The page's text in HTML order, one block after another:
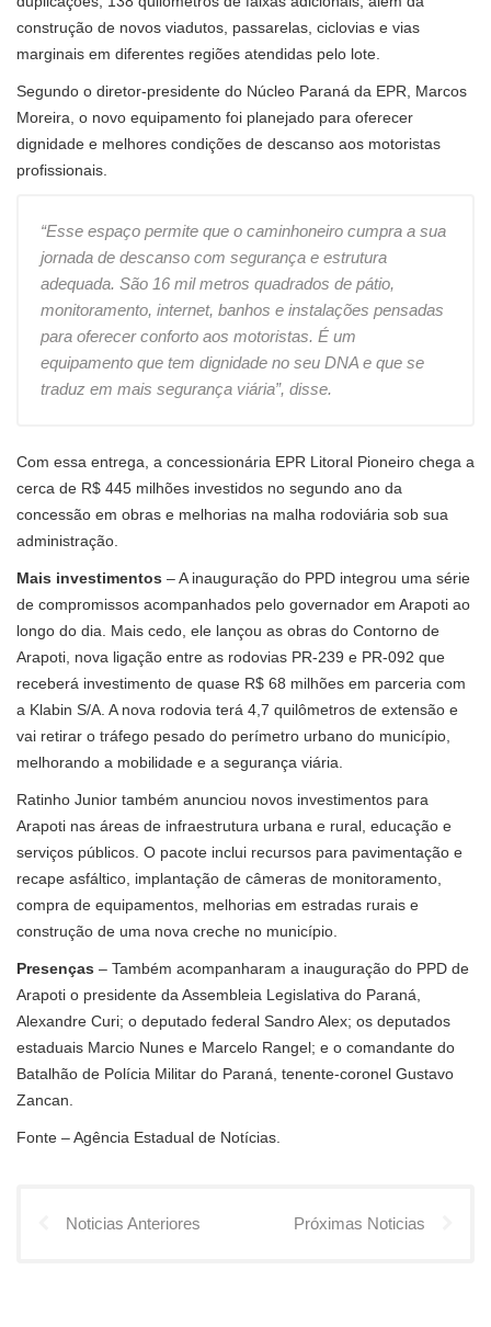
construção de novos viadutos, passarelas, ciclovias e vias
marginais em diferentes regiões atendidas pelo lote.
Segundo o diretor-presidente do Núcleo Paraná da EPR, Marcos
Moreira, o novo equipamento foi planejado para oferecer
dignidade e melhores condições de descanso aos motoristas
profissionais.
“Esse espaço permite que o caminhoneiro cumpra a sua
jornada de descanso com segurança e estrutura
adequada. São 16 mil metros quadrados de pátio,
monitoramento, internet, banhos e instalações pensadas
para oferecer conforto aos motoristas. É um
equipamento que tem dignidade no seu DNA e que se
traduz em mais segurança viária”, disse.
Com essa entrega, a concessionária EPR Litoral Pioneiro chega a
cerca de R$ 445 milhões investidos no segundo ano da
concessão em obras e melhorias na malha rodoviária sob sua
administração.
Mais investimentos – A inauguração do PPD integrou uma série
de compromissos acompanhados pelo governador em Arapoti ao
longo do dia. Mais cedo, ele lançou as obras do Contorno de
Arapoti, nova ligação entre as rodovias PR-239 e PR-092 que
receberá investimento de quase R$ 68 milhões em parceria com
a Klabin S/A. A nova rodovia terá 4,7 quilômetros de extensão e
vai retirar o tráfego pesado do perímetro urbano do município,
melhorando a mobilidade e a segurança viária.
Ratinho Junior também anunciou novos investimentos para
Arapoti nas áreas de infraestrutura urbana e rural, educação e
serviços públicos. O pacote inclui recursos para pavimentação e
recape asfáltico, implantação de câmeras de monitoramento,
compra de equipamentos, melhorias em estradas rurais e
construção de uma nova creche no município.
Presenças – Também acompanharam a inauguração do PPD de
Arapoti o presidente da Assembleia Legislativa do Paraná,
Alexandre Curi; o deputado federal Sandro Alex; os deputados
estaduais Marcio Nunes e Marcelo Rangel; e o comandante do
Batalhão de Polícia Militar do Paraná, tenente-coronel Gustavo
Zancan.
Fonte – Agência Estadual de Notícias.
Noticias Anteriores Próximas Noticias